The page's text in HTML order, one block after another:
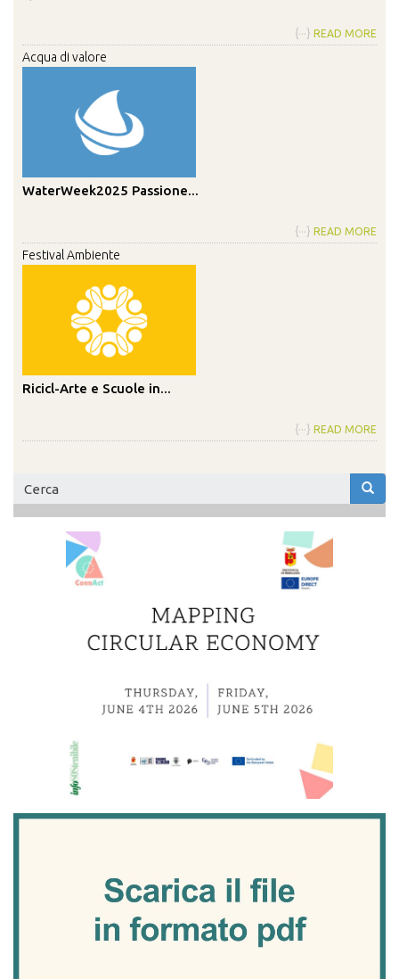
{···} READ MORE
Acqua di valore
WaterWeek2025 Passione...
{···} READ MORE
Festival Ambiente
Ricicl-Arte e Scuole in...
{···} READ MORE
Form
di
ricerca
Cerca